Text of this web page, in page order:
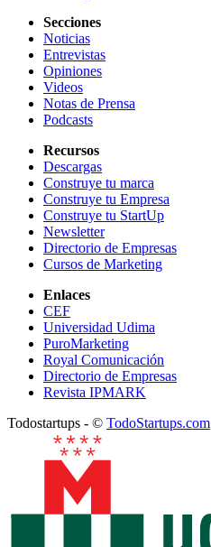
Secciones
Noticias
Entrevistas
Opiniones
Videos
Notas de Prensa
Podcasts
Recursos
Descargas
Construye tu marca
Construye tu Empresa
Construye tu StartUp
Newsletter
Directorio de Empresas
Cursos de Marketing
Enlaces
CEF
Universidad Udima
PuroMarketing
Royal Comunicación
Directorio de Empresas
Revista IPMARK
Todostartups - © TodoStartups.com